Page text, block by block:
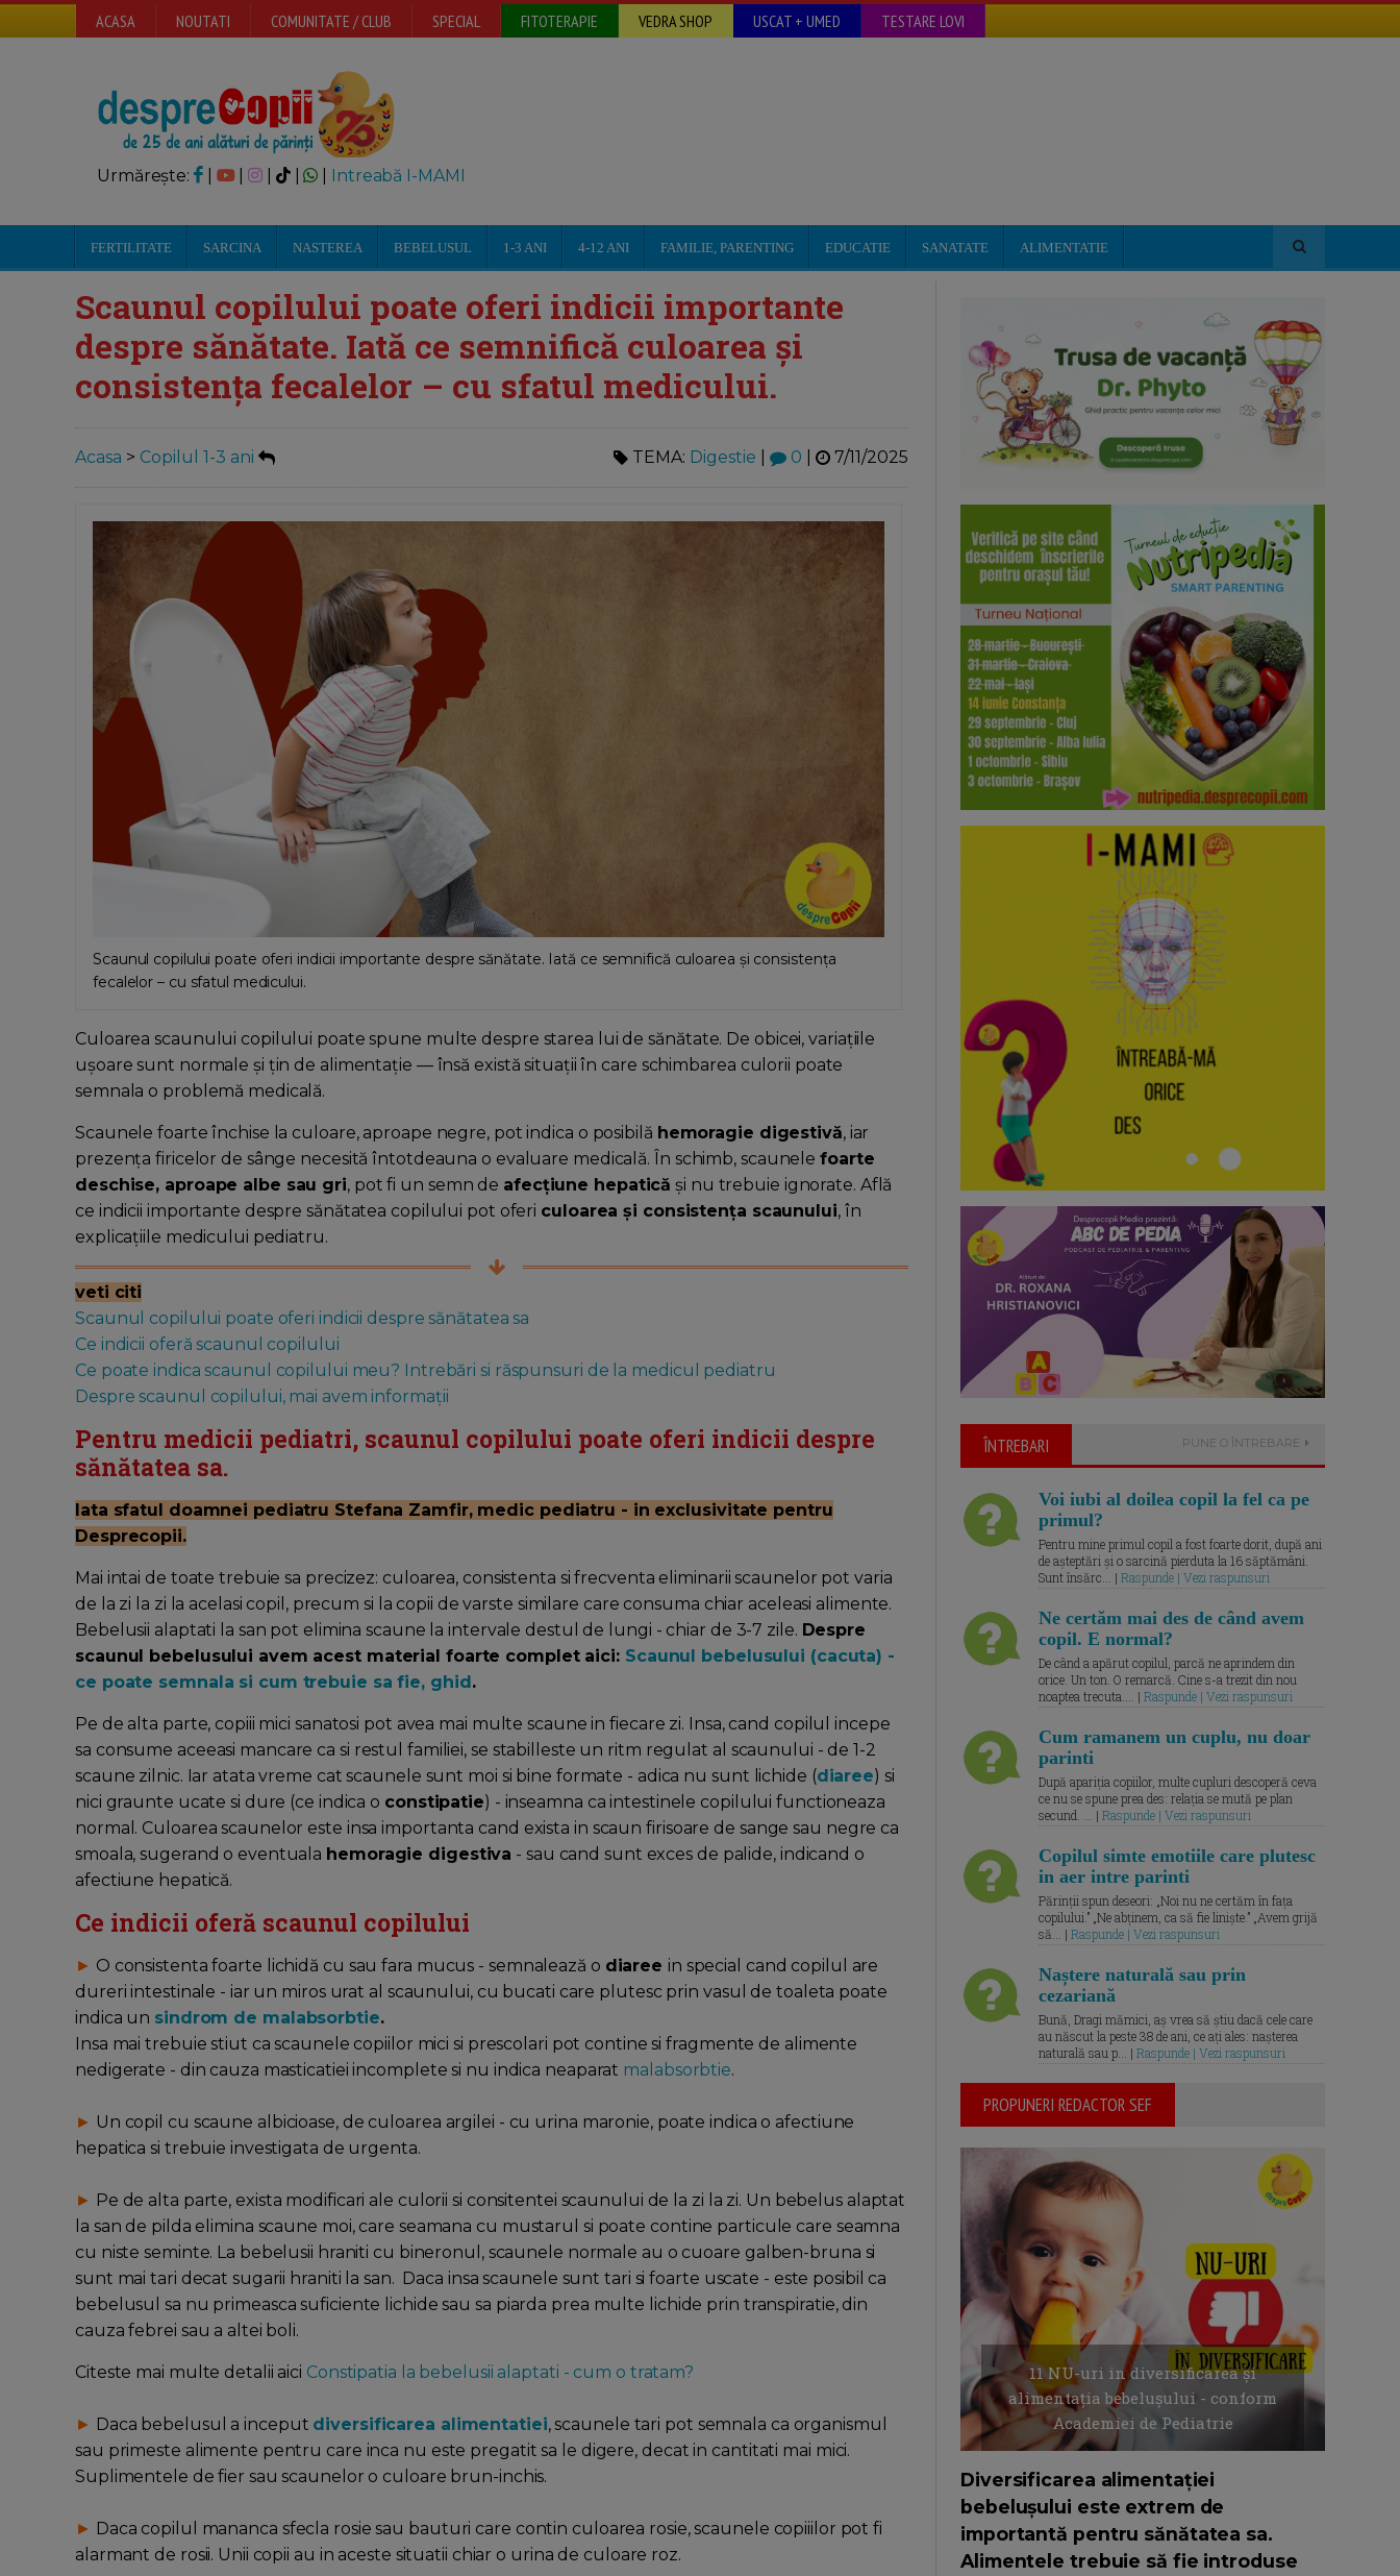
ACASA NOUTATI COMUNITATE / CLUB SPECIAL FITOTERAPIE VEDRA SHOP USCAT + UMED TESTARE LOVI
Urmărește: | | Intreabă I-MAMI
FERTILITATE SARCINA NASTEREA BEBELUSUL 1-3 ANI 4-12 ANI FAMILIE, PARENTING EDUCATIE SANATATE ALIMENTATIE
Scaunul copilului poate oferi indicii importante
despre sănătate. Iată ce semnifică culoarea și
consistența fecalelor – cu sfatul medicului.
Acasa > Copilul 1-3 ani TEMA: Digestie 0 7/11/2025
Scaunul copilului poate oferi indicii importante despre sănătate. Iată ce semnifică culoarea și consistența
fecalelor – cu sfatul medicului.
Culoarea scaunului copilului poate spune multe despre starea lui de sănătate. De obicei, variațiile
ușoare sunt normale și țin de alimentație — însă există situații în care schimbarea culorii poate
semnala o problemă medicală.
Scaunele foarte închise la culoare, aproape negre, pot indica o posibilă hemoragie digestivă, iar
prezența firicelor de sânge necesită întotdeauna o evaluare medicală. În schimb, scaunele foarte
deschise, aproape albe sau gri, pot fi un semn de afecțiune hepatică și nu trebuie ignorate. Află
ce indicii importante despre sănătatea copilului pot oferi culoarea și consistența scaunului, în
explicațiile medicului pediatru.
veti citi
Scaunul copilului poate oferi indicii despre sănătatea sa
Ce indicii oferă scaunul copilului
Ce poate indica scaunul copilului meu? Intrebări si răspunsuri de la medicul pediatru
Despre scaunul copilului, mai avem informații
Pentru medicii pediatri, scaunul copilului poate oferi indicii despre
sănătatea sa.
Iata sfatul doamnei pediatru Stefana Zamfir, medic pediatru - in exclusivitate pentru
Desprecopii.
Mai intai de toate trebuie sa precizez: culoarea, consistenta si frecventa eliminarii scaunelor pot varia
de la zi la zi la acelasi copil, precum si la copii de varste similare care consuma chiar aceleasi alimente.
Bebelusii alaptati la san pot elimina scaune la intervale destul de lungi - chiar de 3-7 zile. Despre
scaunul bebelusului avem acest material foarte complet aici: Scaunul bebelusului (cacuta) -
ce poate semnala si cum trebuie sa fie, ghid .
Pe de alta parte, copiii mici sanatosi pot avea mai multe scaune in fiecare zi. Insa, cand copilul incepe
sa consume aceeasi mancare ca si restul familiei, se stabilleste un ritm regulat al scaunului - de 1-2
scaune zilnic. Iar atata vreme cat scaunele sunt moi si bine formate - adica nu sunt lichide (diaree) si
nici graunte ucate si dure (ce indica o constipatie) - inseamna ca intestinele copilului functioneaza
normal. Culoarea scaunelor este insa importanta cand exista in scaun firisoare de sange sau negre ca
smoala, sugerand o eventuala hemoragie digestiva - sau cand sunt exces de palide, indicand o
afectiune hepatică.
Ce indicii oferă scaunul copilului
► O consistenta foarte lichidă cu sau fara mucus - semnalează o diaree in special cand copilul are
dureri intestinale - iar un miros urat al scaunului, cu bucati care plutesc prin vasul de toaleta poate
indica un sindrom de malabsorbtie.
Insa mai trebuie stiut ca scaunele copiilor mici si prescolari pot contine si fragmente de alimente
nedigerate - din cauza masticatiei incomplete si nu indica neaparat malabsorbtie.
► Un copil cu scaune albicioase, de culoarea argilei - cu urina maronie, poate indica o afectiune
hepatica si trebuie investigata de urgenta.
► Pe de alta parte, exista modificari ale culorii si consitentei scaunului de la zi la zi. Un bebelus alaptat
la san de pilda elimina scaune moi, care seamana cu mustarul si poate contine particule care seamna
cu niste seminte. La bebelusii hraniti cu bineronul, scaunele normale au o cuoare galben-bruna si
sunt mai tari decat sugarii hraniti la san. Daca insa scaunele sunt tari si foarte uscate - este posibil ca
bebelusul sa nu primeasca suficiente lichide sau sa piarda prea multe lichide prin transpiratie, din
cauza febrei sau a altei boli.
Citeste mai multe detalii aici Constipatia la bebelusii alaptati - cum o tratam?
► Daca bebelusul a inceput diversificarea alimentatiei, scaunele tari pot semnala ca organismul
sau primeste alimente pentru care inca nu este pregatit sa le digere, decat in cantitati mai mici.
Suplimentele de fier sau scaunelor o culoare brun-inchis.
► Daca copilul mananca sfecla rosie sau bauturi care contin culoarea rosie, scaunele copiiilor pot fi
alarmant de rosii. Unii copii au in aceste situatii chiar o urina de culoare roz.
ÎNTREBARI PUNE O ÎNTREBARE
Voi iubi al doilea copil la fel ca pe
primul?
Pentru mine primul copil a fost foarte dorit, după ani
de așteptări și o sarcină pierduta la 16 săptămâni.
Sunt însărc... | Raspunde | Vezi raspunsuri
Ne certăm mai des de când avem
copil. E normal?
De când a apărut copilul, parcă ne aprindem din
orice. Un ton. O remarcă. Cine s-a trezit din nou
noaptea trecuta.... | Raspunde | Vezi raspunsuri
Cum ramanem un cuplu, nu doar
parinti
După apariția copiilor, multe cupluri descoperă ceva
ce nu se spune prea des: relația se mută pe plan
secund. ... | Raspunde | Vezi raspunsuri
Copilul simte emotiile care plutesc
in aer intre parinti
Părinții spun deseori: „Noi nu ne certăm în fața
copilului.” „Ne abținem, ca să fie liniște.” „Avem grijă
să... | Raspunde | Vezi raspunsuri
Naștere naturală sau prin
cezariană
Bună, Dragi mămici, aș vrea să știu dacă cele care
au născut la peste 38 de ani, ce ați ales: nașterea
naturală sau p... | Raspunde | Vezi raspunsuri
PROPUNERI REDACTOR SEF
11 NU-uri in diversificarea și
alimentația bebelușului - conform
Academiei de Pediatrie
Diversificarea alimentației
bebelușului este extrem de
importantă pentru sănătatea sa.
Alimentele trebuie să fie introduse